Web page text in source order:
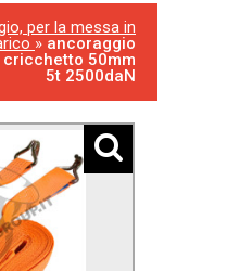
per la messa in
» ancoraggio
50mm
5t 2500daN